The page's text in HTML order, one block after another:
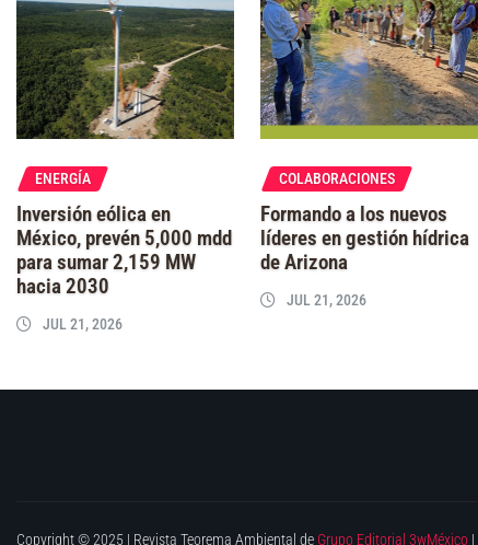
ENERGÍA
Inversión eólica en
México, prevén 5,000 mdd
para sumar 2,159 MW
hacia 2030
JUL 21, 2026
COLABORACIONES
Formando a los nuevos
líderes en gestión hídrica
de Arizona
JUL 21, 2026
Copyright © 2025 | Revista Teorema Ambiental de Grupo Editorial 3wMéxico |